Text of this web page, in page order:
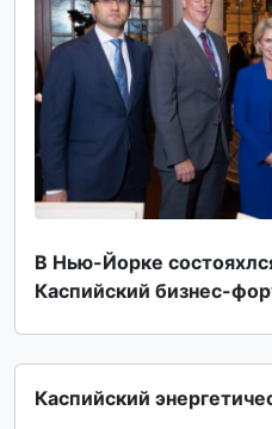
В Нью-Йорке
Каспийский бизнес-
Каспийский